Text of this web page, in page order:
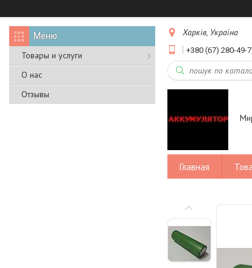
Товары и услуги
О нас
Отзывы
Харків, Україна
+380 (67) 280-49-
Главная